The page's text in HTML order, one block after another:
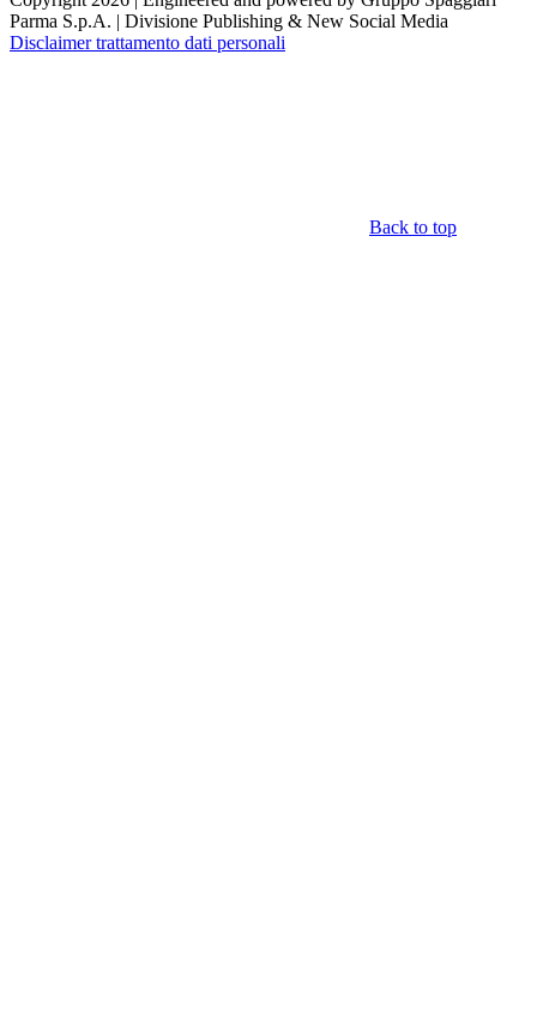
Parma S.p.A. | Divisione Publishing & New Social Media
Disclaimer trattamento dati personali
Back to top